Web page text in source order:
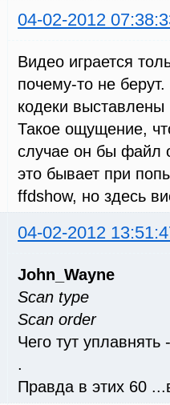
04-02-2012
Видео играется
почему-то не
кодеки
Такое ощущение,
случае он бы файл
это бывает при
ffdshow, но здесь
04-02-2012
John_Wayne
Scan type :
Scan order :
Чего тут
.
Правда в этих 60